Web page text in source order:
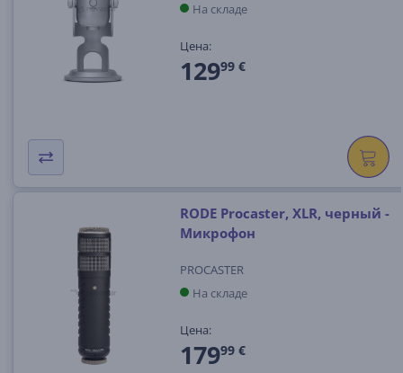
На складе
Цена:
12999 €
RODE Procaster, XLR, черный -
Микрофон
PROCASTER
На складе
Цена:
17999 €